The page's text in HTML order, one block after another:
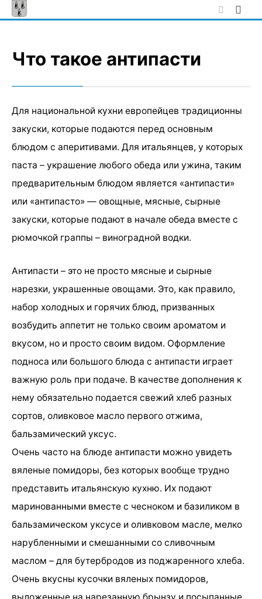
Skip
to
Что такое антипасти
Для национальной кухни европейцев традиционны
закуски, которые подаются перед основным
блюдом с аперитивами. Для итальянцев, у которых
паста – украшение любого обеда или ужина, таким
предварительным блюдом является «антипасти»
или «антипасто» — овощные, мясные, сырные
закуски, которые подают в начале обеда вместе с
рюмочкой граппы – виноградной водки.
Антипасти – это не просто мясные и сырные
нарезки, украшенные овощами. Это, как правило,
набор холодных и горячих блюд, призванных
возбудить аппетит не только своим ароматом и
вкусом, но и просто своим видом. Оформление
подноса или большого блюда с антипасти играет
важную роль при подаче. В качестве дополнения к
нему обязательно подается свежий хлеб разных
сортов, оливковое масло первого отжима,
бальзамический уксус.
Очень часто на блюде антипасти можно увидеть
вяленые помидоры, без которых вообще трудно
представить итальянскую кухню. Их подают
маринованными вместе с чесноком и базиликом в
бальзамическом уксусе и оливковом масле, мелко
нарубленными и смешанными со сливочным
маслом – для бутербродов из поджаренного хлеба.
Очень вкусны кусочки вяленых помидоров,